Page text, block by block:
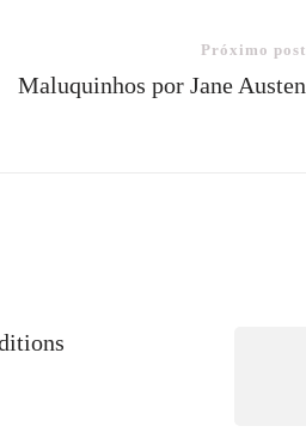
Próximo post
Maluquinhos por Jane Austen